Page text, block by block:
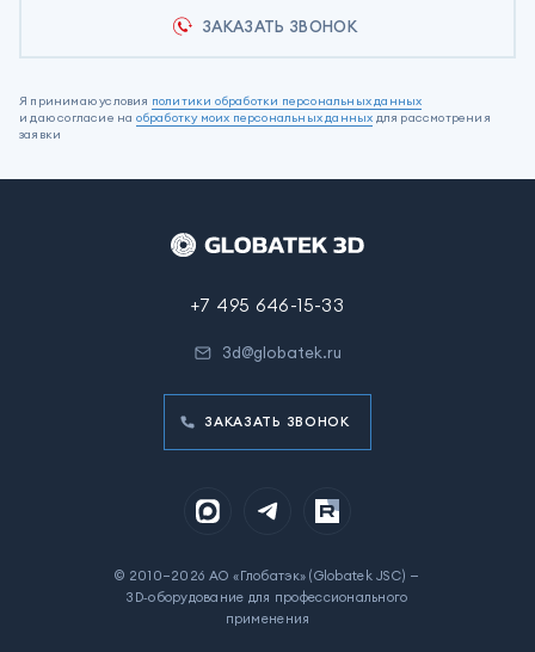
ЗАКАЗАТЬ ЗВОНОК
Я принимаю условия политики обработки персональных данных
и даю согласие на обработку моих персональных данных для рассмотрения
заявки
+7 495 646-15-33
3d@globatek.ru
ЗАКАЗАТЬ ЗВОНОК
© 2010–2026 АО «Глобатэк» (Globatek JSC) —
3D‑оборудование для профессионального
применения